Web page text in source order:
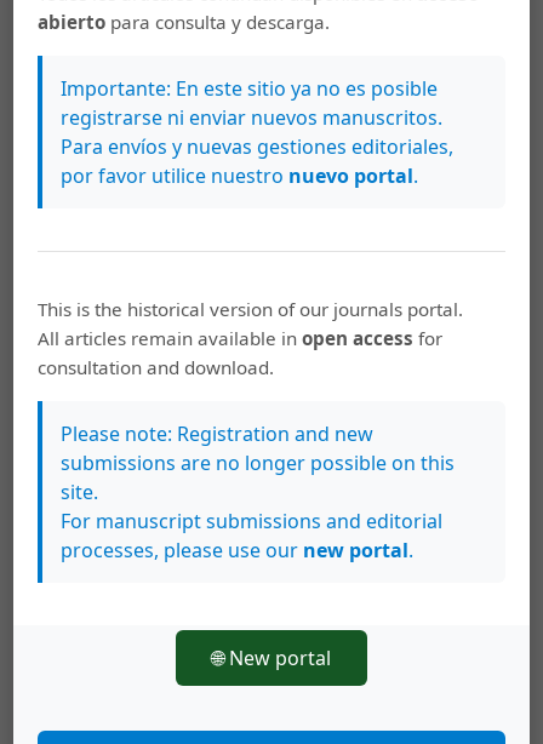
Artículos más leídos del mismo autor/a
Chofre: Un texto subversivo
Núm. 3 (2017): Káñina: III Coloquio Filología
Ivonne Robles Mohs, Cocorí: una polifonía
abierto para consulta y descarga.
Importante: En este sitio ya no es posible
registrarse ni enviar nuevos manuscritos.
Para envíos y nuevas gestiones editoriales,
por favor utilice nuestro nuevo portal.
This is the historical version of our journals portal.
All articles remain available inopen access for
consultation and download.
Please note: Registration and new
submissions are no longer possible on this
site.
For manuscript submissions and editorial
processes, please use our new portal.
🌐 New portal